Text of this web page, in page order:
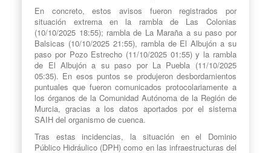
En concreto, estos avisos fueron registrados por
situación extrema en la rambla de Las Colonias
(10/10/2025 18:55); rambla de La Maraña a su paso por
Balsicas (10/10/2025 21:55), rambla de El Albujón a su
paso por Pozo Estrecho (11/10/2025 01:55) y la rambla
de El Albujón a su paso por La Puebla (11/10/2025
05:35). En esos puntos se produjeron desbordamientos
puntuales que fueron comunicados protocolariamente a
los órganos de la Comunidad Autónoma de la Región de
Murcia, gracias a los datos aportados por el sistema
SAIH del organismo de cuenca.
Tras estas incidencias, la situación en el Dominio
Público Hidráulico (DPH) como en las infraestructuras del